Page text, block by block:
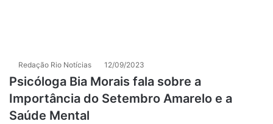
Redação Rio Notícias 12/09/2023
Psicóloga Bia Morais fala sobre a
Importância do Setembro Amarelo e a
Saúde Mental